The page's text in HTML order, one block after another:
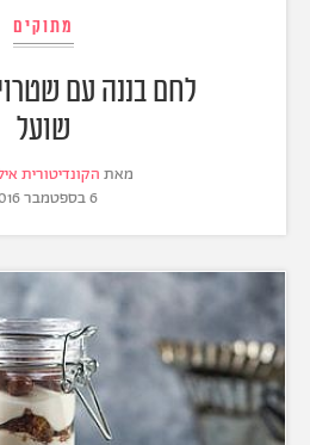
מתוקים
לחם בננה עם
שועל
מאת הקונדיטורית
6 בספטמבר 2016